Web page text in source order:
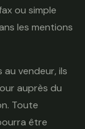
ou simple
les mentions
vendeur, ils
auprès du
Toute
être